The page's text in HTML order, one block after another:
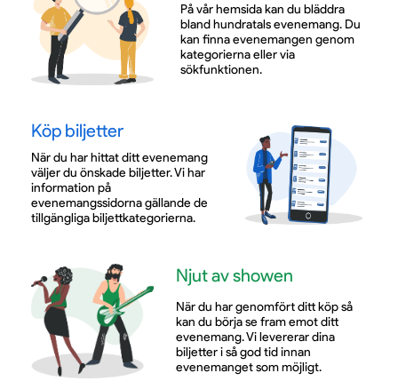
På vår hemsida kan du bläddra
bland hundratals evenemang. Du
kan finna evenemangen genom
kategorierna eller via
sökfunktionen.
Köp biljetter
När du har hittat ditt evenemang
väljer du önskade biljetter. Vi har
information på
evenemangssidorna gällande de
tillgängliga biljettkategorierna.
Njut av showen
När du har genomfört ditt köp så
kan du börja se fram emot ditt
evenemang. Vi levererar dina
biljetter i så god tid innan
evenemanget som möjligt.